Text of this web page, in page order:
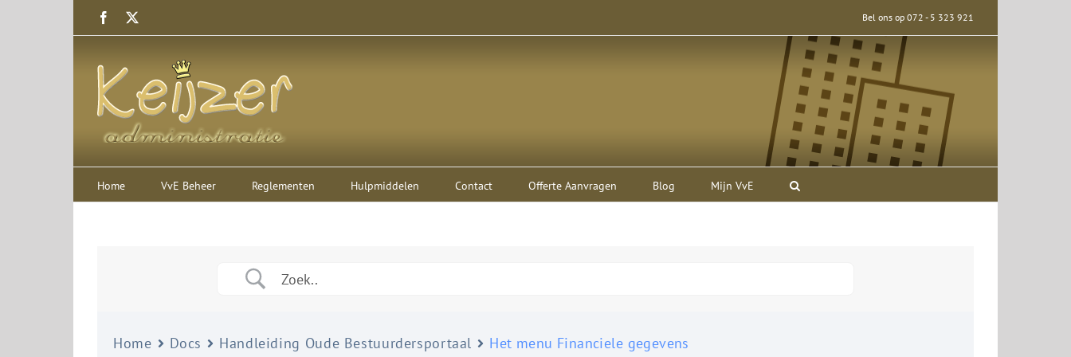
Facebook Bel ons op 072 - 5 323 921
Home VvE Beheer Reglementen Hulpmiddelen Contact Offerte Aanvragen Blog Mijn VvE
Home Docs Handleiding Oude Bestuurdersportaal Het menu Financiele gegevens